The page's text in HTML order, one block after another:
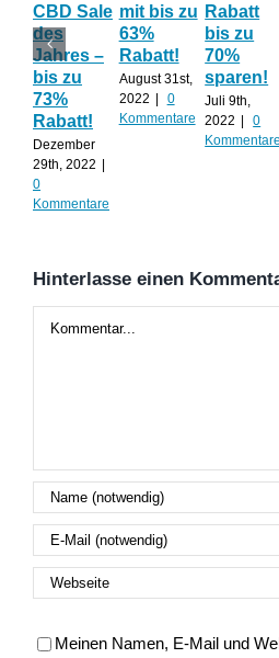
CBD Sale
des
Jahres –
bis zu
73%
Rabatt!
Dezember
29th, 2022 |
0
Kommentare
mit bis zu
63%
Rabatt!
August 31st,
2022 |
0
Kommentare
Rabatt
bis zu
70%
sparen!
Juli 9th,
2022 |
0
Kommentare
Hinterlasse einen
Meinen Namen, E-Mail und